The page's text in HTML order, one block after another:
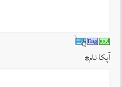
آپکا نام*